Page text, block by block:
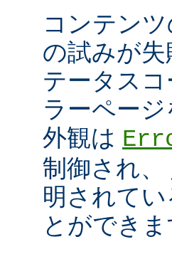
コンテン
の試みが
テータス
ラーペー
外観は
制御され、
明されて
とができま